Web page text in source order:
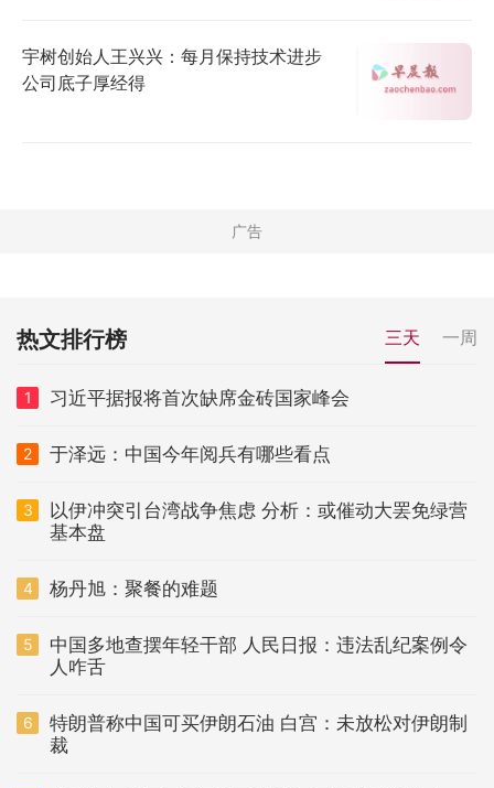
宇树创始人王兴兴：每月保持技术进步
公司底子厚经得
热文排行榜 三天 一周
1 习近平据报将首次缺席金砖国家峰会
2 于泽远：中国今年阅兵有哪些看点
3
以伊冲突引台湾战争焦虑 分析：或催动大罢免绿营
基本盘
4 杨丹旭：聚餐的难题
5
中国多地查摆年轻干部 人民日报：违法乱纪案例令
人咋舌
6
特朗普称中国可买伊朗石油 白宫：未放松对伊朗制
裁